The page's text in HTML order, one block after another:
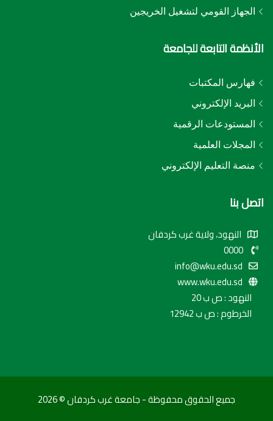
الجهاز القومي لتشغيل الخريجين
الأنظمة التابعة للجامعة
فهارس المكتبات
البريد الإلكتروني
المستودعات الرقمية
المجلات العلمية
منصة التعليم الإلكتروني
اتصل بنا
النهود، ولاية غرب كردفان
info@wku.edu.sd
www.wku.edu.sd
النهود : ص ب 20
الخرطوم : ص ب 12942
جميع الحقوق محفوظة - جامعة غرب كردفان © 2026